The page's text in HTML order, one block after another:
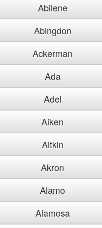
Abilene
Abingdon
Ackerman
Ada
Adel
Aiken
Aitkin
Akron
Alamo
Alamosa